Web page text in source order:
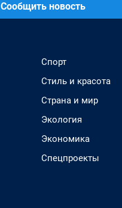
Сообщить новость
Спорт
Стиль и красота
Страна и мир
Экология
Экономика
Спецпроекты